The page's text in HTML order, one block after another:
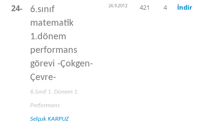
24-
6.sınıf
matematik
1.dönem
performans
görevi -Çokgen-
Çevre-
6.Sınıf 1. Dönem 1.
Performans
Selçuk KARPUZ
26.9.2012 421 4 İndir